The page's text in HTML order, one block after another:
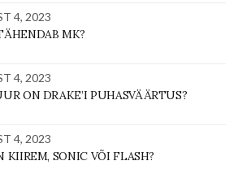
4, 2023
MK?
4, 2023
ON DRAKE’I PUHASVÄÄRTUS?
4, 2023
KIIREM, SONIC VÕI FLASH?